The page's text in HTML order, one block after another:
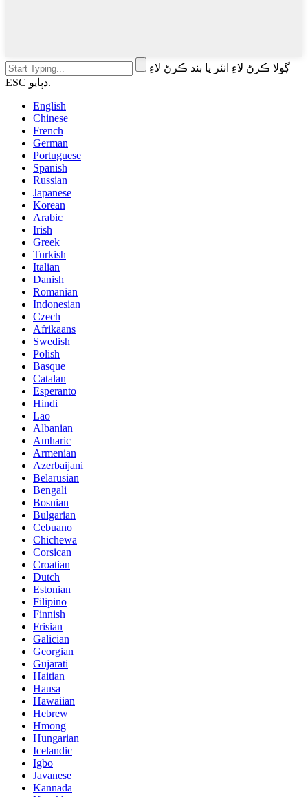
ڳولا ڪرڻ لاءِ انٽر يا بند ڪرڻ لاءِ
ESC دٻايو.
English
Chinese
French
German
Portuguese
Spanish
Russian
Japanese
Korean
Arabic
Irish
Greek
Turkish
Italian
Danish
Romanian
Indonesian
Czech
Afrikaans
Swedish
Polish
Basque
Catalan
Esperanto
Hindi
Lao
Albanian
Amharic
Armenian
Azerbaijani
Belarusian
Bengali
Bosnian
Bulgarian
Cebuano
Chichewa
Corsican
Croatian
Dutch
Estonian
Filipino
Finnish
Frisian
Galician
Georgian
Gujarati
Haitian
Hausa
Hawaiian
Hebrew
Hmong
Hungarian
Icelandic
Igbo
Javanese
Kannada